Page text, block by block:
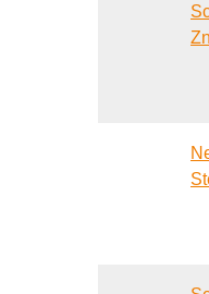
Zn